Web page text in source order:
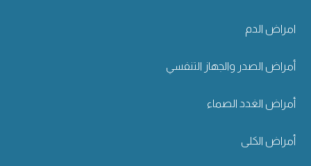
امراض الدم
أمراض الصدر والجهاز التنفسي
أمراض الغدد الصماء
أمراض الكلى